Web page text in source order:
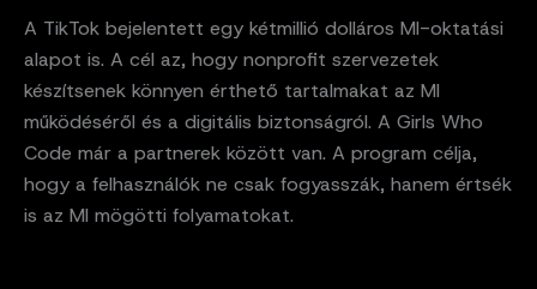
A TikTok bejelentett egy kétmillió dolláros MI-oktatási
alapot is. A cél az, hogy nonprofit szervezetek
készítsenek könnyen érthető tartalmakat az MI
működéséről és a digitális biztonságról. A Girls Who
Code már a partnerek között van. A program célja,
hogy a felhasználók ne csak fogyasszák, hanem értsék
is az MI mögötti folyamatokat.